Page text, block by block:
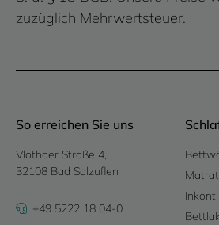
zuzüglich Mehrwertsteuer.
So erreichen Sie uns
Vlothoer Straße 4,
32108 Bad Salzuflen
+49 5222 18 04-0